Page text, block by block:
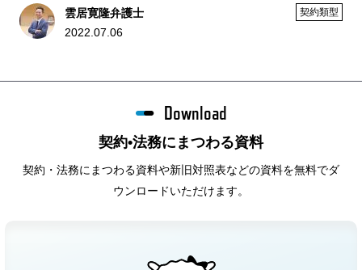
雲居寛隆弁護士
2022.07.06
契約類型
契約•法務にまつわる資料
Download
契約・法務にまつわる資料や新旧対照表などの資料を無料でダ
ウンロードいただけます。